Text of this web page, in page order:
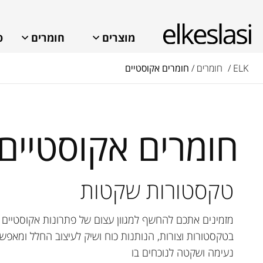
מוצרים חומרים
ELK / חומרים / חומרים אקוסטיים
חומרים
טקסטורות שקטות
מזמינים אתכם להחשף למגוון עצום של פתרונות
בטקסטורות וצורות, הנותנות כוח ושיק לעיצוב החלל
נעימה ושקטה לנוכחים בו
איך אנחנו יכולים לעזור?